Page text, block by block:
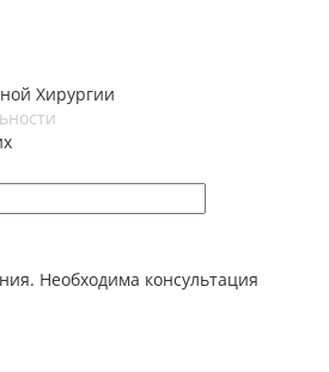
Хирургии
Необходима консультация